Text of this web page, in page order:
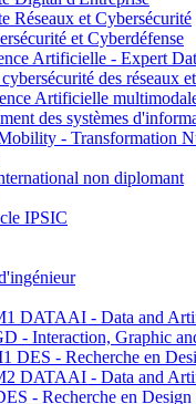
Réseaux et Cybersécurité
et Cyberdéfense
Artificielle - Expert
des réseaux
Artificielle
des systèmes
- Transformation
non diplomant
IPSIC
DATAAI - Data and
- Interaction, Graphic
DES - Recherche en
DATAAI - Data and
- Recherche en Design